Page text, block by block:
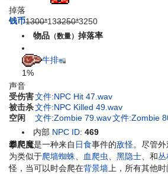
掉落
钱币1300*133250*3250
物品 （数量）掉落率
牛排
1%
声音
受伤害文件:NPC Hit 47.wav
被击杀文件:NPC Killed 49.wav
空闲
文件:Zombie 79.wav文件:Zombie
内部 NPC ID:469
攀爬魔是一种来自 日食事件的敌怪。尽管
为类似于爬墙蜘蛛、 血爬虫、 黑隐士、和丛
怪，当可以时会爬在背景墙上，所有其他